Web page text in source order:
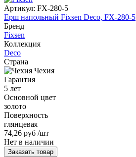
Артикул: FX-280-5
Ерш напольный Fixsen Deco, FX-280-5
Бренд
Fixsen
Коллекция
Deco
Страна
Чехия
Гарантия
5 лет
Основной цвет
золото
Поверхность
глянцевая
74,26 руб /шт
Нет в наличии
Заказать товар